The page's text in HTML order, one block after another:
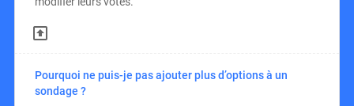
Pourquoi ne puis-je pas ajouter plus d’options à un
sondage ?